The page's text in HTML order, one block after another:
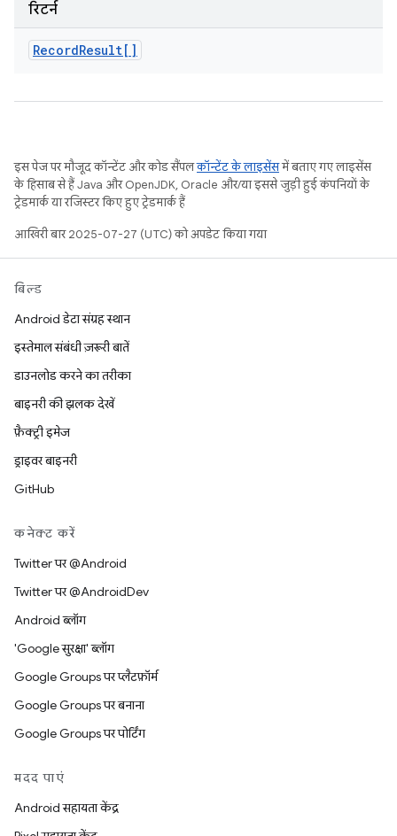
रिटर्न
RecordResult[]
इस पेज पर मौजूद कॉन्टेंट और कोड सैंपलकॉन्टेंट के लाइसेंसमें बताए गए लाइसेंस
के हिसाब से हैं. Java और OpenJDK, Oracle और/या इससे जुड़ी हुई कंपनियों के
ट्रेडमार्क या रजिस्टर किए हुए ट्रेडमार्क हैं.
आखिरी बार 2025-07-27 (UTC) को अपडेट किया गया.
बिल्ड
Android डेटा संग्रह स्थान
इस्तेमाल संबंधी ज़रूरी बातें
डाउनलोड करने का तरीका
बाइनरी की झलक देखें
फ़ैक्ट्री इमेज
ड्राइवर बाइनरी
GitHub
कनेक्ट करें
Twitter पर @Android
Twitter पर @AndroidDev
Android ब्लॉग
'Google सुरक्षा' ब्लॉग
Google Groups पर प्लैटफ़ॉर्म
Google Groups पर बनाना
Google Groups पर पोर्टिंग
मदद पाएं
Android सहायता केंद्र